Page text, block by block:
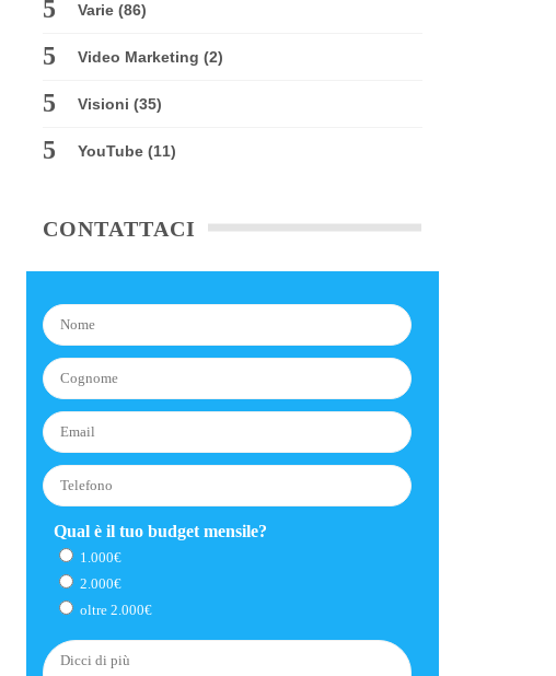
Varie (86)
Video Marketing (2)
Visioni (35)
YouTube (11)
CONTATTACI
Qual è il tuo budget mensile?
1.000€
2.000€
oltre 2.000€